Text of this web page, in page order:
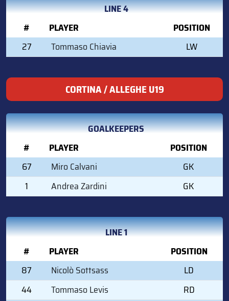
LINE 4
#
PLAYER
POSITION
27
Tommaso Chiavia LW
CORTINA / ALLEGHE U19
GOALKEEPERS
#
PLAYER
POSITION
67
Miro Calvani
GK
1
Andrea Zardini GK
LINE 1
#
PLAYER
POSITION
87
Nicolò Sottsass
LD
44
Tommaso Levis
RD